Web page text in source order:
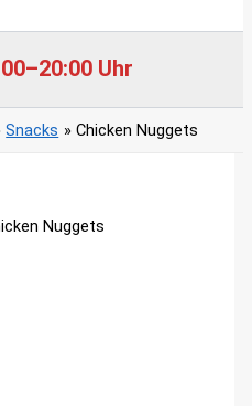
Uhr
Snacks Chicken Nuggets
Nuggets